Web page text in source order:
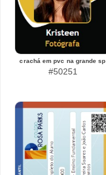
crachá em pvc na grande sp
#50251